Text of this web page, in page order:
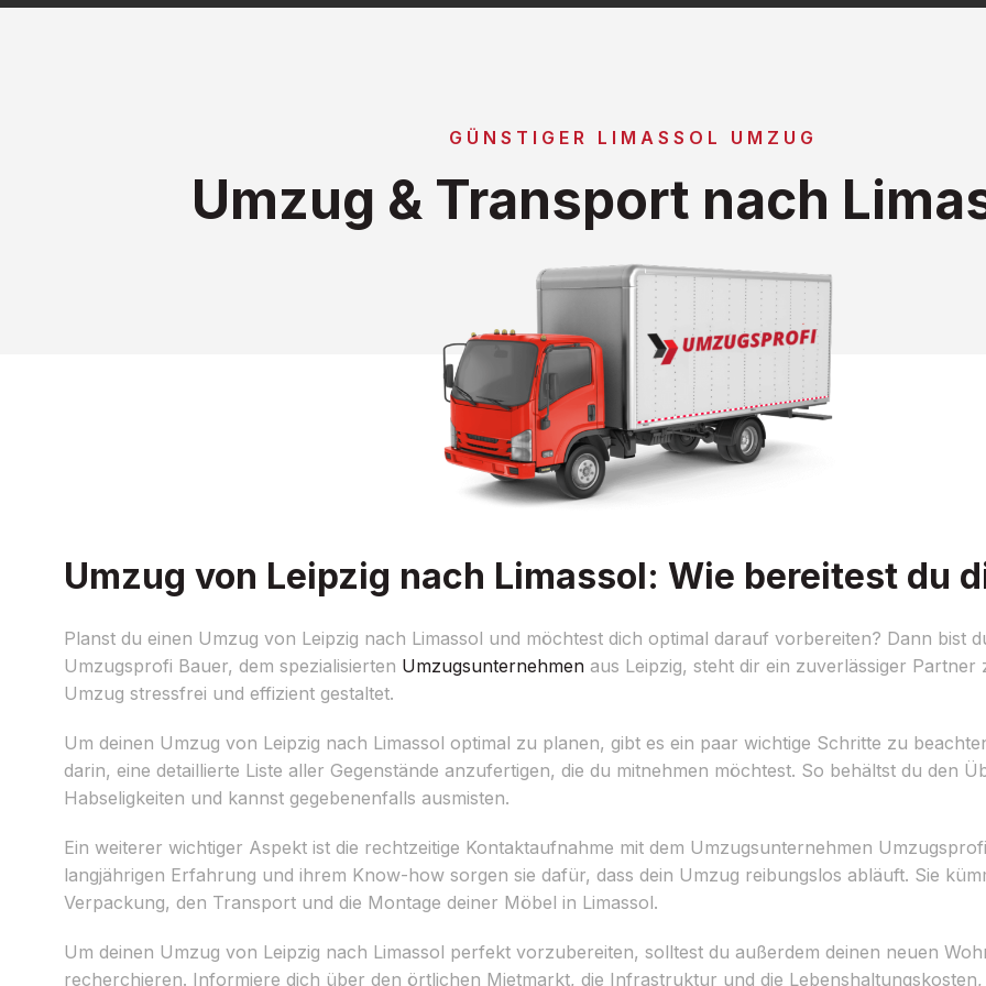
GÜNSTIGER LIMASSOL UMZUG
Umzug & Transport nach
Umzug von Leipzig nach Limassol: Wie bereitest du
Planst du einen Umzug von Leipzig nach Limassol und möchtest dich optimal darauf vorbereiten? Dann bist
Umzugsprofi Bauer, dem spezialisierten Umzugsunternehmen aus Leipzig, steht dir ein zuverlässiger Partner
Umzug stressfrei und effizient gestaltet.
Um deinen Umzug von Leipzig nach Limassol optimal zu planen, gibt es ein paar wichtige Schritte zu
darin, eine detaillierte Liste aller Gegenstände anzufertigen, die du mitnehmen möchtest. So behältst du den
Habseligkeiten und kannst gegebenenfalls ausmisten.
Ein weiterer wichtiger Aspekt ist die rechtzeitige Kontaktaufnahme mit dem Umzugsunternehmen
langjährigen Erfahrung und ihrem Know-how sorgen sie dafür, dass dein Umzug reibungslos abläuft. Sie
Verpackung, den Transport und die Montage deiner Möbel in Limassol.
Um deinen Umzug von Leipzig nach Limassol perfekt vorzubereiten, solltest du außerdem deinen neuen
recherchieren. Informiere dich über den örtlichen Mietmarkt, die Infrastruktur und die